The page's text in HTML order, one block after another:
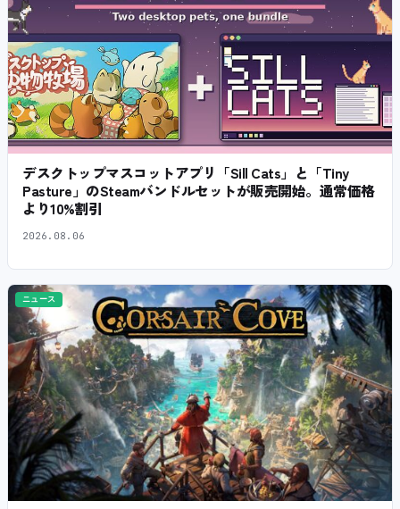
デスクトップマスコットアプリ「Sill Cats」と「Tiny
Pasture」のSteamバンドルセットが販売開始。通常価格
より10%割引
2026.08.06
ニュース